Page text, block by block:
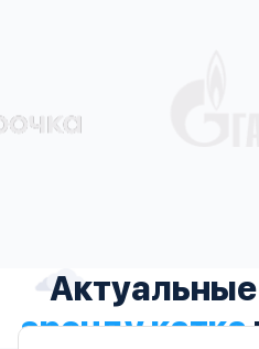
Актуальные
аренду катка